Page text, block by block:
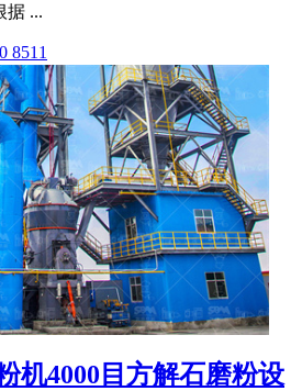
据 ...
8511
机4000目方解石磨粉设